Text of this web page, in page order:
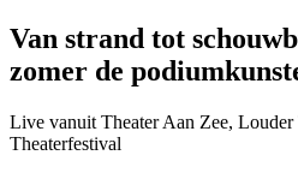
Van strand tot
zomer de
Live vanuit Theater Aan Zee, Louder
Theaterfestival